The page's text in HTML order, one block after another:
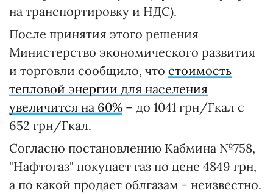
на транспортировку и НДС).
После принятия этого решения
Министерство экономического развития
и торговли сообщило, что стоимость
тепловой энергии для населения
увеличится на 60% – до 1041 грн/Гкал с
652 грн/Гкал.
Согласно постановлению Кабмина №758,
"Нафтогаз" покупает газ по цене 4849 грн,
а по какой продает облгазам - неизвестно.